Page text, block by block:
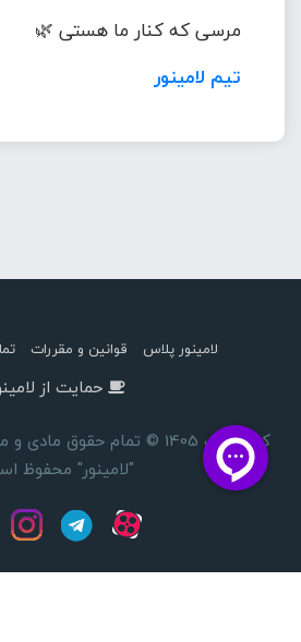
مرسی که کنار ما هستی 🌿
تیم لامینور
لامینور پلاس قوانین و مقررات
حمایت از
کپی رایت 1405 © تمام حقوق
"لامینور" محفوظ